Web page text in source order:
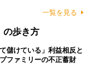
一覧を見る
の歩き方
儲けている」利益相反と
ファミリーの不正蓄財